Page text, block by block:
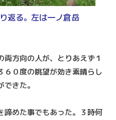
返る。左は一ノ倉岳
方向の人が、とりあえず１
６０度の眺望が効き素晴らし
きた。
諦めた事でもあった。３時何